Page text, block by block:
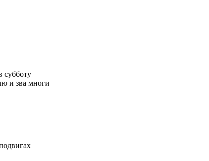
субботу
и зва многи